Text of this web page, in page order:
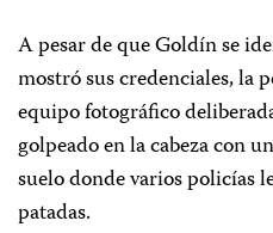
A pesar de que Goldín se
mostró sus credenciales, la
equipo fotográfico
golpeado en la cabeza con
suelo donde varios policías
patadas.